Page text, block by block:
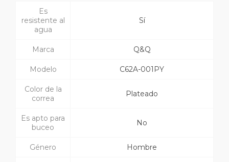
Es
resistente al
agua
Sí
Marca Q&Q
Modelo C62A-001PY
Color de la
correa
Plateado
Es apto para
buceo
No
Género Hombre